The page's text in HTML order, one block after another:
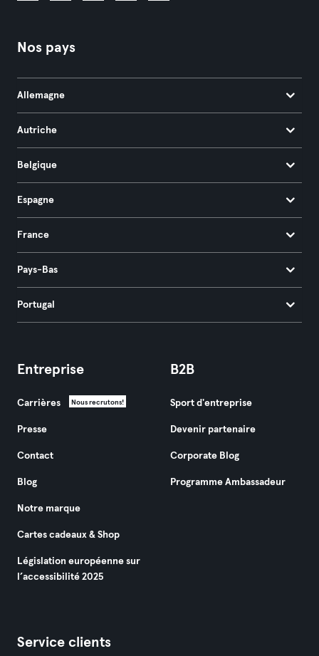
Nos pays
Allemagne
Autriche
Belgique
Espagne
France
Pays-Bas
Portugal
Entreprise
Carrières Nous recrutons!
Presse
Contact
Blog
Notre marque
Cartes cadeaux & Shop
Législation européenne sur
l’accessibilité 2025
B2B
Sport d'entreprise
Devenir partenaire
Corporate Blog
Programme Ambassadeur
Service clients